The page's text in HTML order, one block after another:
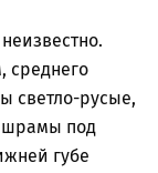
среднего
светло-русые,
шрамы под
губе